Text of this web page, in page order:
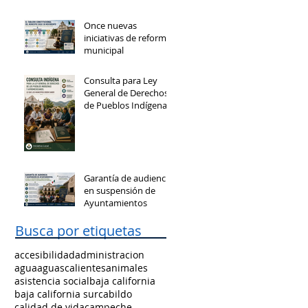
Once nuevas
iniciativas de reforma
municipal
Consulta para Ley
General de Derechos
de Pueblos Indígenas
Garantía de audiencia
en suspensión de
Ayuntamientos
Busca por etiquetas
accesibilidadadministracion
aguaaguascalientesanimales
asistencia socialbaja california
baja california surcabildo